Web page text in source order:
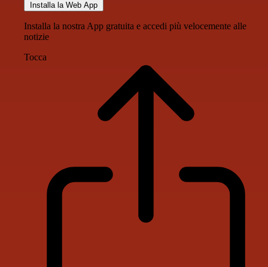
Installa la Web App
Installa la nostra App gratuita e accedi più velocemente alle
notizie
Tocca